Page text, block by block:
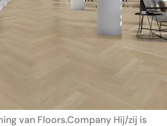
Rijssen
van Floors.Company Hij/zij is